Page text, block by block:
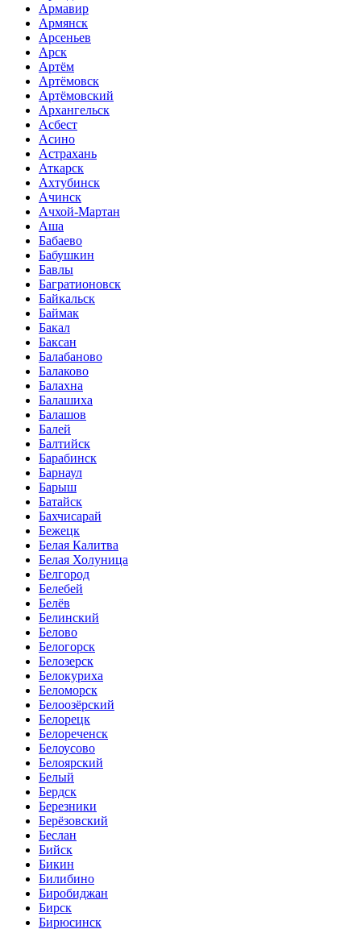
Армавир
Армянск
Арсеньев
Арск
Артём
Артёмовск
Артёмовский
Архангельск
Асбест
Асино
Астрахань
Аткарск
Ахтубинск
Ачинск
Ачхой-Мартан
Аша
Бабаево
Бабушкин
Бавлы
Багратионовск
Байкальск
Баймак
Бакал
Баксан
Балабаново
Балаково
Балахна
Балашиха
Балашов
Балей
Балтийск
Барабинск
Барнаул
Барыш
Батайск
Бахчисарай
Бежецк
Белая Калитва
Белая Холуница
Белгород
Белебей
Белёв
Белинский
Белово
Белогорск
Белозерск
Белокуриха
Беломорск
Белоозёрский
Белорецк
Белореченск
Белоусово
Белоярский
Белый
Бердск
Березники
Берёзовский
Беслан
Бийск
Бикин
Билибино
Биробиджан
Бирск
Бирюсинск